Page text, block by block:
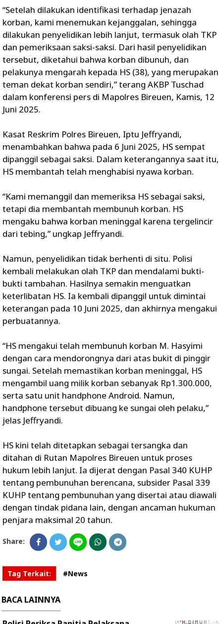
“Setelah dilakukan identifikasi terhadap jenazah
korban, kami menemukan kejanggalan, sehingga
dilakukan penyelidikan lebih lanjut, termasuk olah TKP
dan pemeriksaan saksi-saksi. Dari hasil penyelidikan
tersebut, diketahui bahwa korban dibunuh, dan
pelakunya mengarah kepada HS (38), yang merupakan
teman dekat korban sendiri,” terang AKBP Tuschad
dalam konferensi pers di Mapolres Bireuen, Kamis, 12
Juni 2025.
Kasat Reskrim Polres Bireuen, Iptu Jeffryandi,
menambahkan bahwa pada 6 Juni 2025, HS sempat
dipanggil sebagai saksi. Dalam keterangannya saat itu,
HS membantah telah menghabisi nyawa korban.
“Kami memanggil dan memeriksa HS sebagai saksi,
tetapi dia membantah membunuh korban. HS
mengaku bahwa korban meninggal karena tergelincir
dari tebing,” ungkap Jeffryandi.
Namun, penyelidikan tidak berhenti di situ. Polisi
kembali melakukan olah TKP dan mendalami bukti-
bukti tambahan. Hasilnya semakin menguatkan
keterlibatan HS. Ia kembali dipanggil untuk dimintai
keterangan pada 10 Juni 2025, dan akhirnya mengakui
perbuatannya.
“HS mengakui telah membunuh korban M. Hasyimi
dengan cara mendorongnya dari atas bukit di pinggir
sungai. Setelah memastikan korban meninggal, HS
mengambil uang milik korban sebanyak Rp1.300.000,
serta satu unit handphone Android. Namun,
handphone tersebut dibuang ke sungai oleh pelaku,”
jelas Jeffryandi.
HS kini telah ditetapkan sebagai tersangka dan
ditahan di Rutan Mapolres Bireuen untuk proses
hukum lebih lanjut. Ia dijerat dengan Pasal 340 KUHP
tentang pembunuhan berencana, subsider Pasal 339
KUHP tentang pembunuhan yang disertai atau diawali
dengan tindak pidana lain, dengan ancaman hukuman
penjara maksimal 20 tahun.
Share:
Tag Terkait: #News
BACA LAINNYA